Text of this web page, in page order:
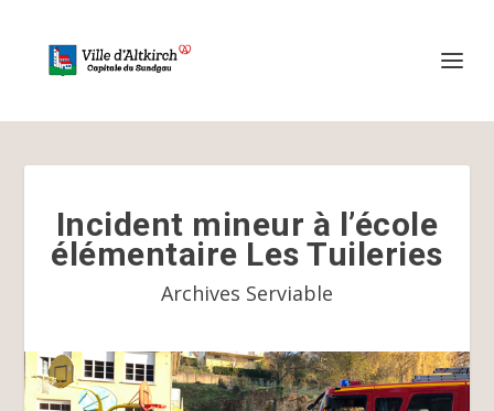
Incident mineur à l’école
élémentaire Les Tuileries
Archives Serviable